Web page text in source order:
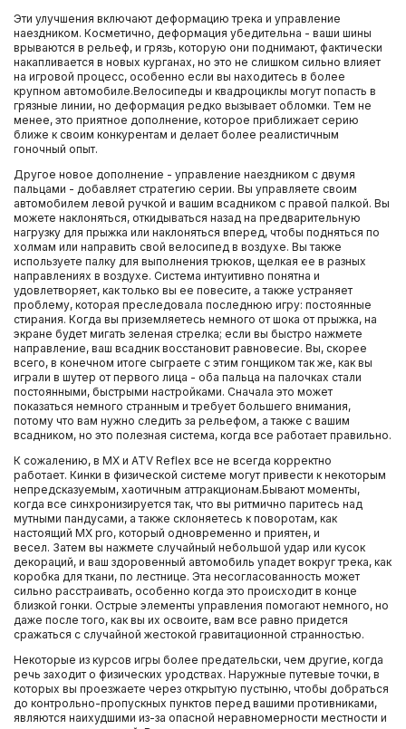
Эти улучшения включают деформацию трека и управление
наездником. Косметично, деформация убедительна - ваши шины
врываются в рельеф, и грязь, которую они поднимают, фактически
накапливается в новых курганах, но это не слишком сильно влияет
на игровой процесс, особенно если вы находитесь в более
крупном автомобиле.Велосипеды и квадроциклы могут попасть в
грязные линии, но деформация редко вызывает обломки. Тем не
менее, это приятное дополнение, которое приближает серию
ближе к своим конкурентам и делает более реалистичным
гоночный опыт.
Другое новое дополнение - управление наездником с двумя
пальцами - добавляет стратегию серии. Вы управляете своим
автомобилем левой ручкой и вашим всадником с правой палкой. Вы
можете наклоняться, откидываться назад на предварительную
нагрузку для прыжка или наклоняться вперед, чтобы подняться по
холмам или направить свой велосипед в воздухе. Вы также
используете палку для выполнения трюков, щелкая ее в разных
направлениях в воздухе. Система интуитивно понятна и
удовлетворяет, как только вы ее повесите, а также устраняет
проблему, которая преследовала последнюю игру: постоянные
стирания. Когда вы приземляетесь немного от шока от прыжка, на
экране будет мигать зеленая стрелка; если вы быстро нажмете
направление, ваш всадник восстановит равновесие. Вы, скорее
всего, в конечном итоге сыграете с этим гонщиком так же, как вы
играли в шутер от первого лица - оба пальца на палочках стали
постоянными, быстрыми настройками. Сначала это может
показаться немного странным и требует большего внимания,
потому что вам нужно следить за рельефом, а также с вашим
всадником, но это полезная система, когда все работает правильно.
К сожалению, в MX и ATV Reflex все не всегда корректно
работает. Кинки в физической системе могут привести к некоторым
непредсказуемым, хаотичным аттракционам.Бывают моменты,
когда все синхронизируется так, что вы ритмично паритесь над
мутными пандусами, а также склоняетесь к поворотам, как
настоящий MX pro, который одновременно и приятен, и
весел. Затем вы нажмете случайный небольшой удар или кусок
декораций, и ваш здоровенный автомобиль упадет вокруг трека, как
коробка для ткани, по лестнице. Эта несогласованность может
сильно расстраивать, особенно когда это происходит в конце
близкой гонки. Острые элементы управления помогают немного, но
даже после того, как вы их освоите, вам все равно придется
сражаться с случайной жестокой гравитационной странностью.
Некоторые из курсов игры более предательски, чем другие, когда
речь заходит о физических уродствах. Наружные путевые точки, в
которых вы проезжаете через открытую пустыню, чтобы добраться
до контрольно-пропускных пунктов перед вашими противниками,
являются наихудшими из-за опасной неравномерности местности и